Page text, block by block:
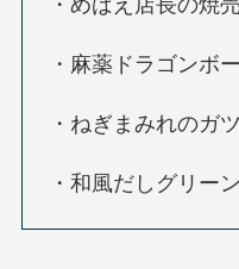
・めばえ店長の焼
・麻薬ドラゴンボ
・ねぎまみれのガ
・和風だしグリー